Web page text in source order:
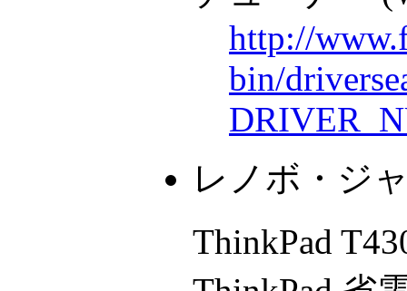
http://
bin/
レノボ・ジ
ThinkPad